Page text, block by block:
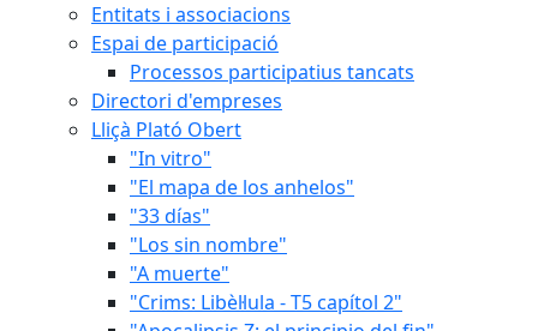
Entitats i associacions
Espai de participació
Processos participatius tancats
Directori d'empreses
Lliçà Plató Obert
"In vitro"
"El mapa de los anhelos"
"33 días"
"Los sin nombre"
"A muerte"
"Crims: Libèl·lula - T5 capítol 2"